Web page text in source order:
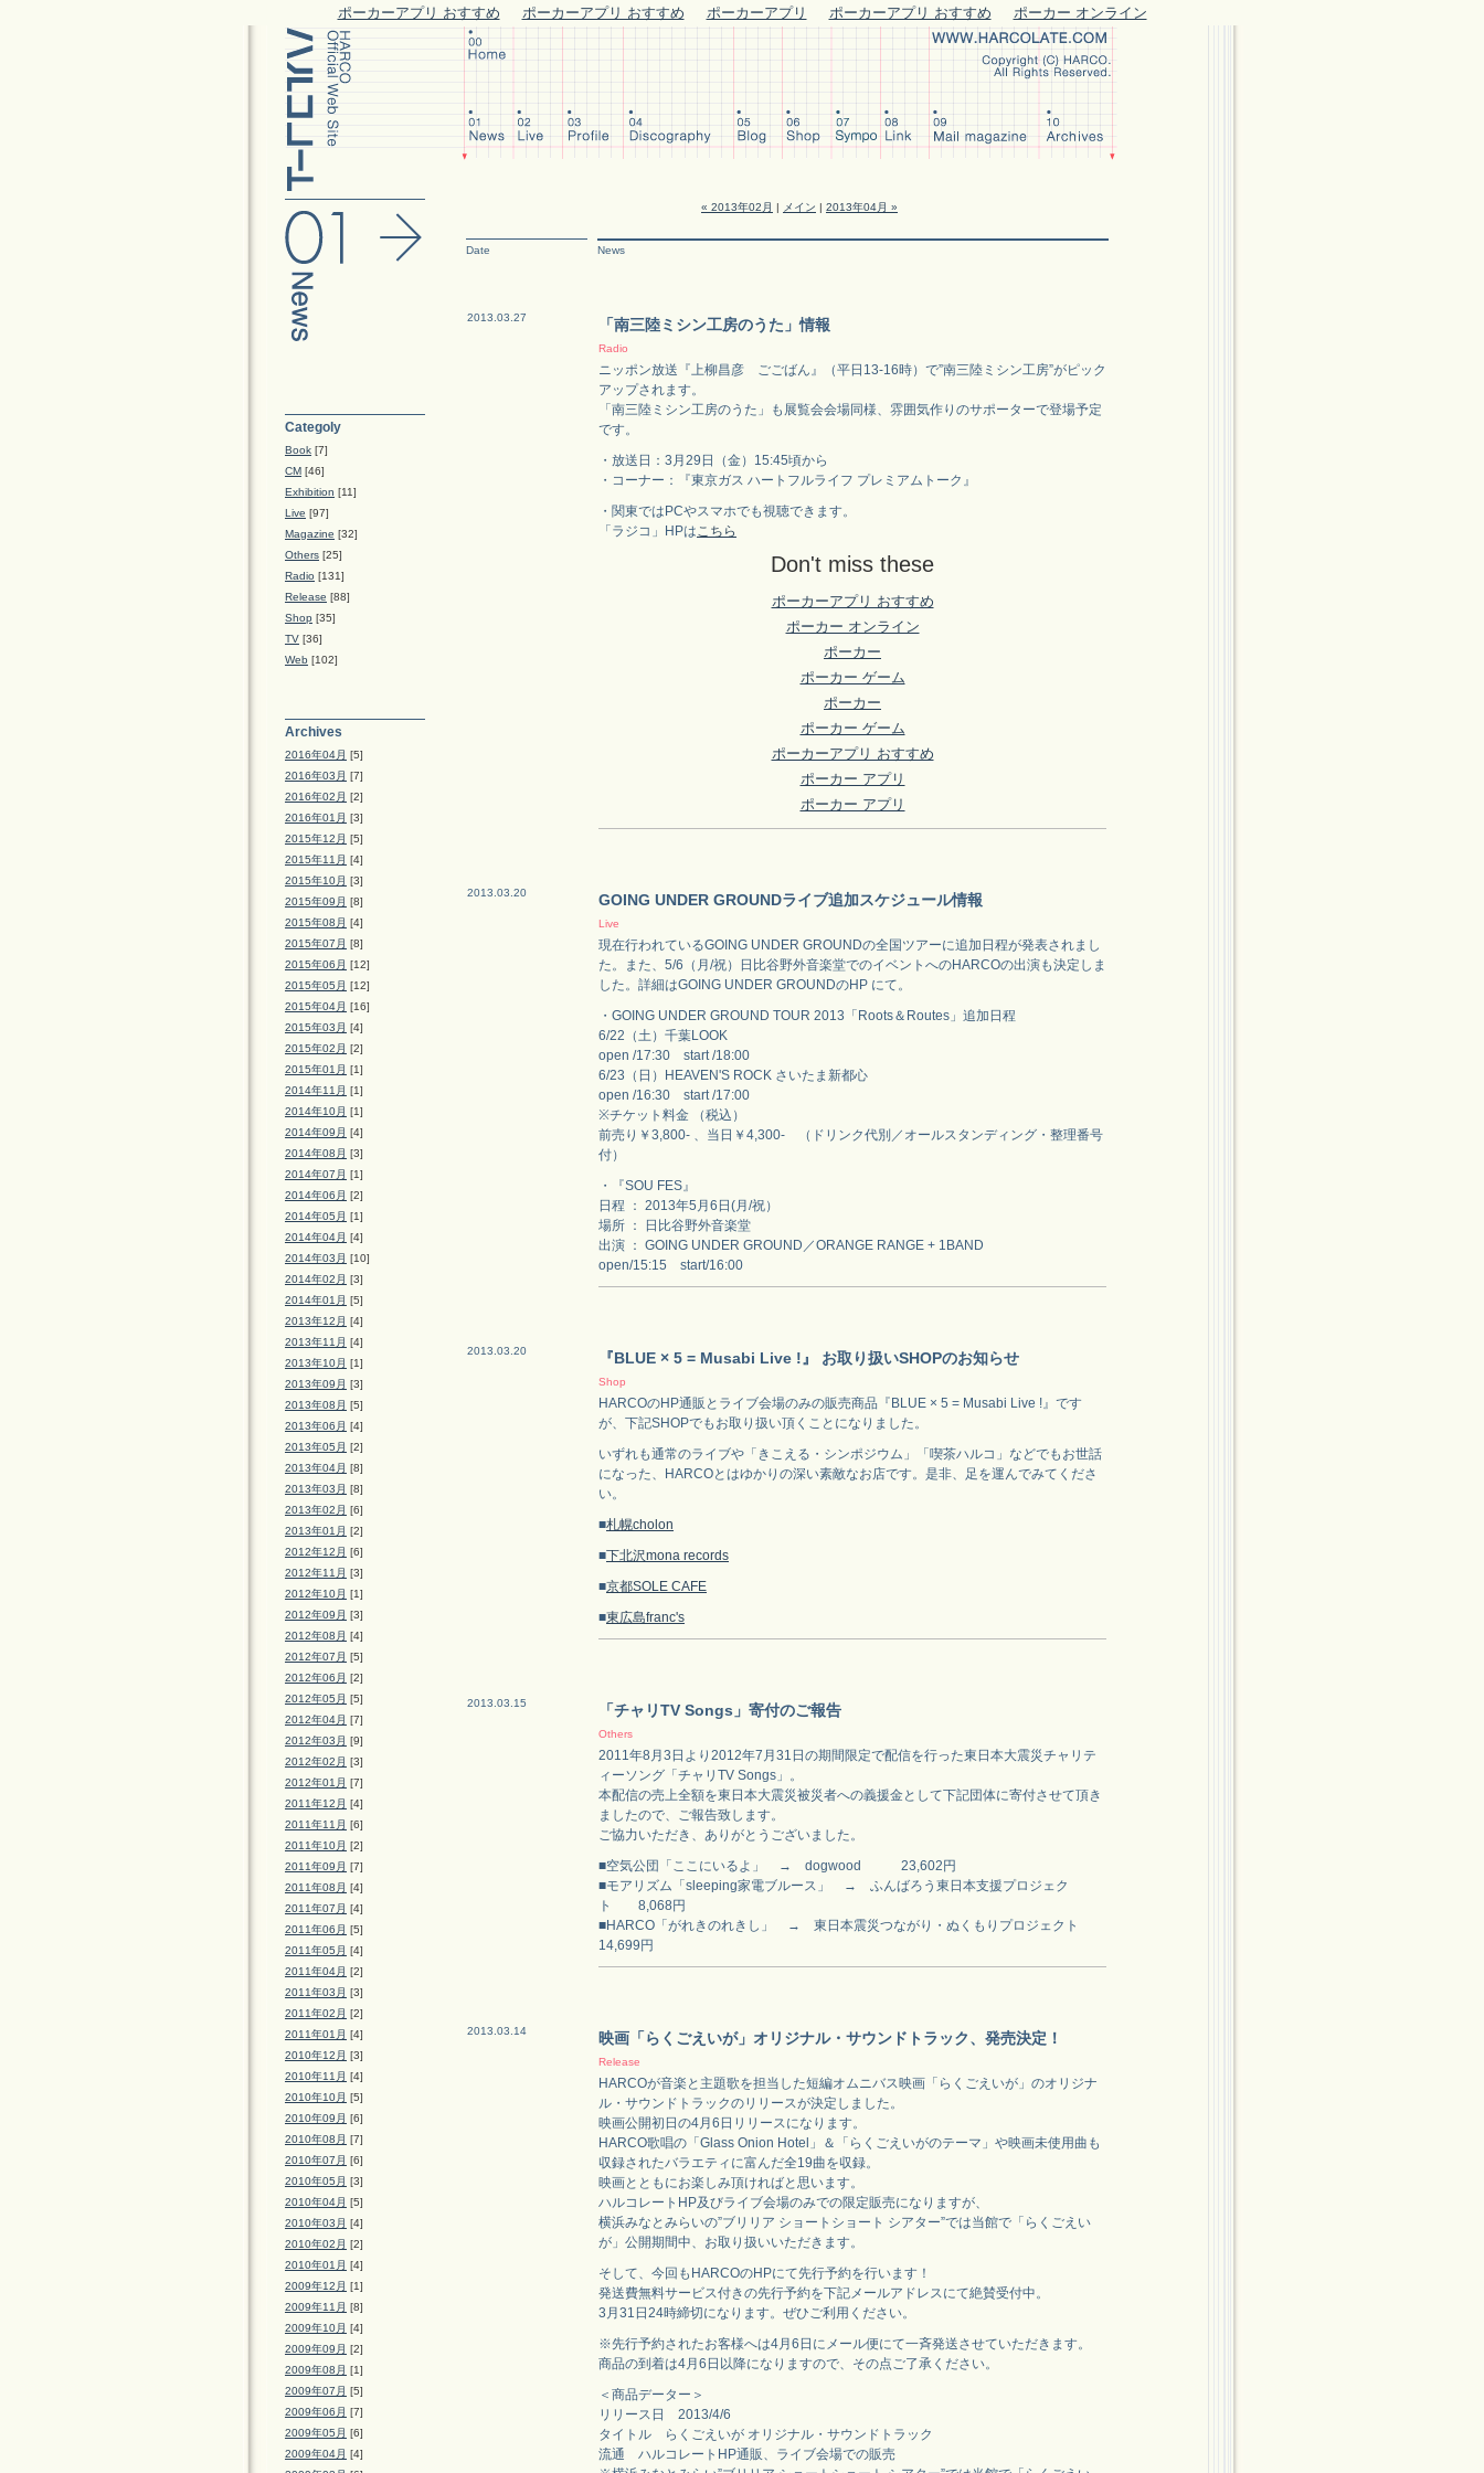
ポーカーアプリ おすすめ ポーカーアプリ おすすめ ポーカーアプリ ポーカーアプリ おすすめ ポーカー オンライン
Categoly
Book [7]
CM [46]
Exhibition [11]
Live [97]
Magazine [32]
Others [25]
Radio [131]
Release [88]
Shop [35]
TV [36]
Web [102]
Archives
2016年04月 [5]
2016年03月 [7]
2016年02月 [2]
2016年01月 [3]
2015年12月 [5]
2015年11月 [4]
2015年10月 [3]
2015年09月 [8]
2015年08月 [4]
2015年07月 [8]
2015年06月 [12]
2015年05月 [12]
2015年04月 [16]
2015年03月 [4]
2015年02月 [2]
2015年01月 [1]
2014年11月 [1]
2014年10月 [1]
2014年09月 [4]
2014年08月 [3]
2014年07月 [1]
2014年06月 [2]
2014年05月 [1]
2014年04月 [4]
2014年03月 [10]
2014年02月 [3]
2014年01月 [5]
2013年12月 [4]
2013年11月 [4]
2013年10月 [1]
2013年09月 [3]
2013年08月 [5]
2013年06月 [4]
2013年05月 [2]
2013年04月 [8]
2013年03月 [8]
2013年02月 [6]
2013年01月 [2]
2012年12月 [6]
2012年11月 [3]
2012年10月 [1]
2012年09月 [3]
2012年08月 [4]
2012年07月 [5]
2012年06月 [2]
2012年05月 [5]
2012年04月 [7]
2012年03月 [9]
2012年02月 [3]
2012年01月 [7]
2011年12月 [4]
2011年11月 [6]
2011年10月 [2]
2011年09月 [7]
2011年08月 [4]
2011年07月 [4]
2011年06月 [5]
2011年05月 [4]
2011年04月 [2]
2011年03月 [3]
2011年02月 [2]
2011年01月 [4]
2010年12月 [3]
2010年11月 [4]
2010年10月 [5]
2010年09月 [6]
2010年08月 [7]
2010年07月 [6]
2010年05月 [3]
2010年04月 [5]
2010年03月 [4]
2010年02月 [2]
2010年01月 [4]
2009年12月 [1]
2009年11月 [8]
2009年10月 [4]
2009年09月 [2]
2009年08月 [1]
2009年07月 [5]
2009年06月 [7]
2009年05月 [6]
2009年04月 [4]
« 2013年02月 | メイン | 2013年04月 »
Date News
2013.03.27 「南三陸ミシン工房のうた」情報
Radio
ニッポン放送『上柳昌彦 ごごばん』（平日13-16時）で”南三陸ミシン工房”がピック
アップされます。
「南三陸ミシン工房のうた」も展覧会会場同様、雰囲気作りのサポーターで登場予定
です。
・放送日：3月29日（金）15:45頃から
・コーナー：『東京ガス ハートフルライフ プレミアムトーク』
・関東ではPCやスマホでも視聴できます。
「ラジコ」HPはこちら
Don't miss these
ポーカーアプリ おすすめ
ポーカー オンライン
ポーカー
ポーカー ゲーム
ポーカー
ポーカー ゲーム
ポーカーアプリ おすすめ
ポーカー アプリ
ポーカー アプリ
2013.03.20 GOING UNDER GROUNDライブ追加スケジュール情報
Live
現在行われているGOING UNDER GROUNDの全国ツアーに追加日程が発表されまし
た。また、5/6（月/祝）日比谷野外音楽堂でのイベントへのHARCOの出演も決定しま
した。詳細はGOING UNDER GROUNDのHP にて。
・GOING UNDER GROUND TOUR 2013「Roots＆Routes」追加日程
6/22（土）千葉LOOK
open /17:30 start /18:00
6/23（日）HEAVEN'S ROCK さいたま新都心
open /16:30 start /17:00
※チケット料金 （税込）
前売り￥3,800- 、当日￥4,300- （ドリンク代別／オールスタンディング・整理番号
付）
・『SOU FES』
日程 ： 2013年5月6日(月/祝）
場所 ： 日比谷野外音楽堂
出演 ： GOING UNDER GROUND／ORANGE RANGE + 1BAND
open/15:15 start/16:00
2013.03.20 『BLUE × 5 = Musabi Live !』 お取り扱いSHOPのお知らせ
Shop
HARCOのHP通販とライブ会場のみの販売商品『BLUE × 5 = Musabi Live !』です
が、下記SHOPでもお取り扱い頂くことになりました。
いずれも通常のライブや「きこえる・シンポジウム」「喫茶ハルコ」などでもお世話
になった、HARCOとはゆかりの深い素敵なお店です。是非、足を運んでみてくださ
い。
■札幌cholon
■下北沢mona records
■京都SOLE CAFE
■東広島franc's
2013.03.15 「チャリTV Songs」寄付のご報告
Others
2011年8月3日より2012年7月31日の期間限定で配信を行った東日本大震災チャリテ
ィーソング「チャリTV Songs」。
本配信の売上全額を東日本大震災被災者への義援金として下記団体に寄付させて頂き
ましたので、ご報告致します。
ご協力いただき、ありがとうございました。
■空気公団「ここにいるよ」 → dogwood 23,602円
■モアリズム「sleeping家電ブルース」 → ふんばろう東日本支援プロジェク
ト 8,068円
■HARCO「がれきのれきし」 → 東日本震災つながり・ぬくもりプロジェクト
14,699円
2013.03.14 映画「らくごえいが」オリジナル・サウンドトラック、発売決定！
Release
HARCOが音楽と主題歌を担当した短編オムニバス映画「らくごえいが」のオリジナ
ル・サウンドトラックのリリースが決定しました。
映画公開初日の4月6日リリースになります。
HARCO歌唱の「Glass Onion Hotel」＆「らくごえいがのテーマ」や映画未使用曲も
収録されたバラエティに富んだ全19曲を収録。
映画とともにお楽しみ頂ければと思います。
ハルコレートHP及びライブ会場のみでの限定販売になりますが、
横浜みなとみらいの”ブリリア ショートショート シアター”では当館で「らくごえい
が」公開期間中、お取り扱いいただきます。
そして、今回もHARCOのHPにて先行予約を行います！
発送費無料サービス付きの先行予約を下記メールアドレスにて絶賛受付中。
3月31日24時締切になります。ぜひご利用ください。
※先行予約されたお客様へは4月6日にメール便にて一斉発送させていただきます。
商品の到着は4月6日以降になりますので、その点ご了承ください。
＜商品データー＞
リリース日 2013/4/6
タイトル らくごえいが オリジナル・サウンドトラック
流通 ハルコレートHP通販、ライブ会場での販売